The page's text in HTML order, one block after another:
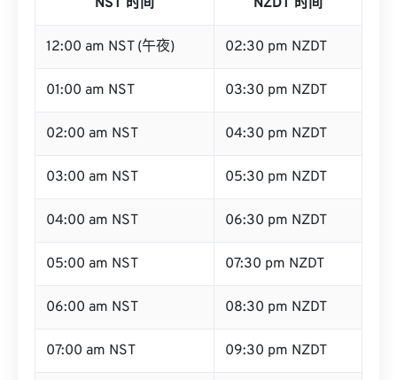
NST 时间 NZDT 时间
12:00 am NST (午夜) 02:30 pm NZDT
01:00 am NST 03:30 pm NZDT
02:00 am NST 04:30 pm NZDT
03:00 am NST 05:30 pm NZDT
04:00 am NST 06:30 pm NZDT
05:00 am NST 07:30 pm NZDT
06:00 am NST 08:30 pm NZDT
07:00 am NST 09:30 pm NZDT